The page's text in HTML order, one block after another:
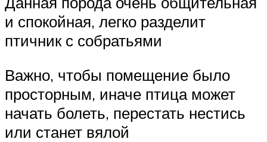
и спокойная, легко разделит
птичник с собратьями
Важно, чтобы помещение было
просторным, иначе птица может
начать болеть, перестать нестись
или станет вялой